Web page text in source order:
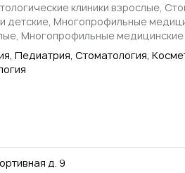
клиники взрослые,
детские, Многопрофильные
Многопрофильные
Педиатрия, Стоматология,
д. 9